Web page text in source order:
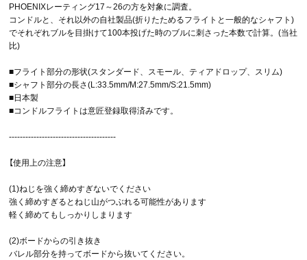
PHOENIXレーティング17～26の方を対象に調査。
コンドルと、それ以外の自社製品(折りたためるフライトと一般的なシャフト)
でそれぞれブルを目掛けて100本投げた時のブルに刺さった本数で計算。(当社
比)
■フライト部分の形状(スタンダード、スモール、ティアドロップ、スリム)
■シャフト部分の長さ(L:33.5mm/M:27.5mm/S:21.5mm)
■日本製
■コンドルフライトは意匠登録取得済みです。
---------------------------------------
【使用上の注意】
(1)ねじを強く締めすぎないでください
強く締めすぎるとねじ山がつぶれる可能性があります
軽く締めてもしっかりしまります
(2)ボードからの引き抜き
バレル部分を持ってボードから抜いてください。